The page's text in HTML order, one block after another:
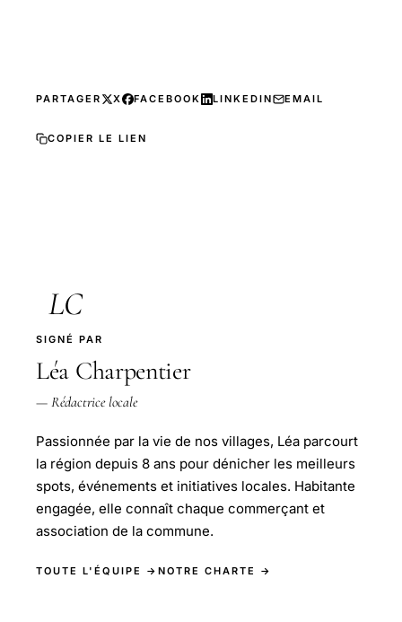
PARTAGER X FACEBOOK LINKEDIN EMAIL
COPIER LE LIEN
LC
SIGNÉ PAR
Léa Charpentier
— Rédactrice locale
Passionnée par la vie de nos villages, Léa parcourt
la région depuis 8 ans pour dénicher les meilleurs
spots, événements et initiatives locales. Habitante
engagée, elle connaît chaque commerçant et
association de la commune.
TOUTE L'ÉQUIPE → NOTRE CHARTE →